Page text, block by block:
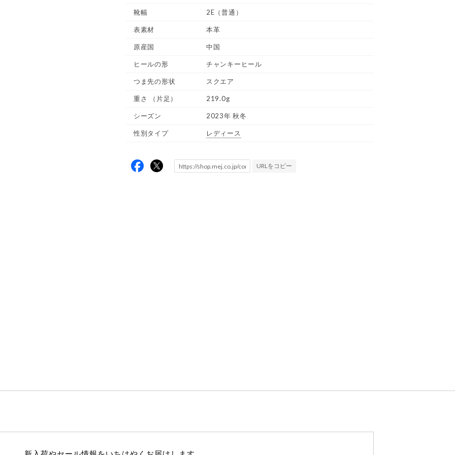
靴幅 2E（普通）
表素材 本革
原産国 中国
ヒールの形 チャンキーヒール
つま先の形状 スクエア
重さ （片足） 219.0g
シーズン 2023年 秋冬
性別タイプ レディース
URLをコピー